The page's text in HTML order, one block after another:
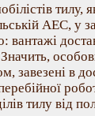
тилу,
АЕС, у
вантажі
завезені в
тилу від